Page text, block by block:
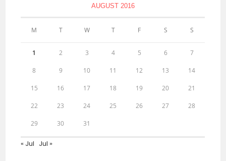
AUGUST 2016
M T W T F S S
1 2 3 4 5 6 7
8 9 10 11 12 13 14
15 16 17 18 19 20 21
22 23 24 25 26 27 28
29 30 31
« Jul Jul »